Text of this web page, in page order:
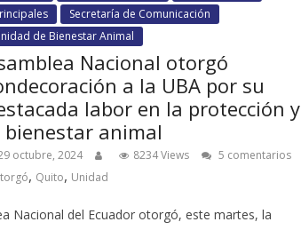
Secretaría de Comunicación
de Bienestar Animal
Nacional otorgó
a la UBA por su
labor en la protección y
bienestar animal
octubre, 2024 8234 Views
5 comentarios
, Quito, Unidad
Nacional del Ecuador otorgó, este martes, la